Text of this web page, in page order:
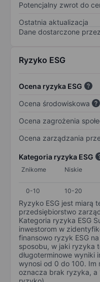
Potencjalny zwrot do
Ostatnia aktualizacja
Dane dostarczone przez
Ryzyko ESG
Ocena ryzyka ESG
Ocena środowiskowa
Ocena zagrożenia
Ocena zarządzania
Kategoria ryzyka ESG
Znikome Niskie
0-10
10-20
Ryzyko ESG jest miarą
przedsiębiorstwo
Kategoria ryzyka ESG
inwestorom w
finansowo ryzyk ESG
sposobu, w jaki ryzyka
długoterminowe wyniki
wynosi od 0 do 100. Im
oznacza brak ryzyka, a